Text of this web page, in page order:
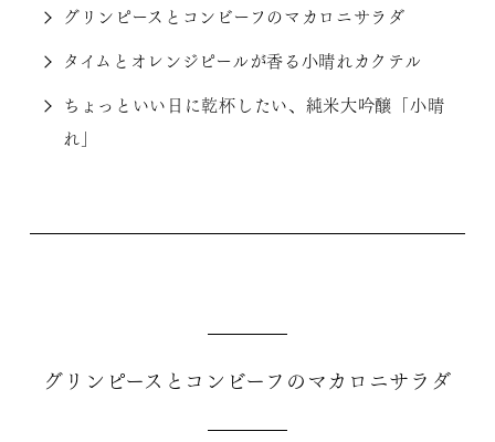
グリンピースとコンビーフのマカロニサラダ
タイムとオレンジピールが香る小晴れカクテル
ちょっといい日に乾杯したい、純米大吟醸「小晴
れ」
グリンピースとコンビーフのマカロニサラダ